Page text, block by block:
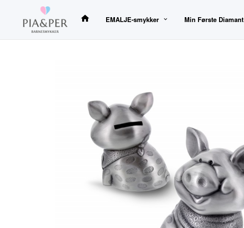
innholdet
EMALJE-smykker Min Første Diamant